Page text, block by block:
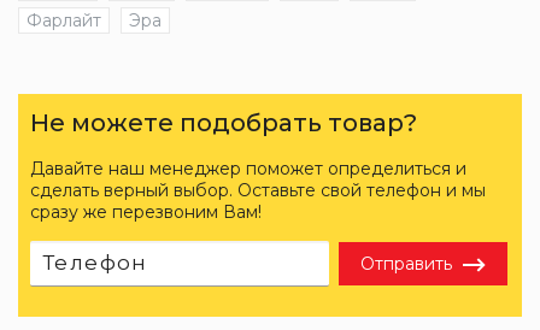
Фарлайт
Эра
Не можете подобрать товар?
Давайте наш менеджер поможет определиться и
сделать верный выбор. Оставьте свой телефон и мы
сразу же перезвоним Вам!
Отправить